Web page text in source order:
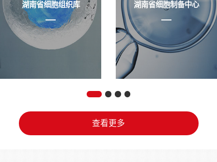
湖南省细胞组织库 湖南省细胞制备中心
查看更多